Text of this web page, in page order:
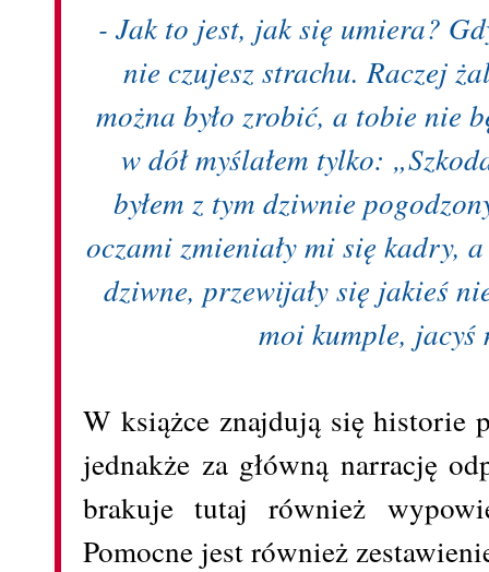
- Jak to jest, jak się umiera?
nie czujesz strachu. Raczej
można było zrobić, a tobie nie
w dół myślałem tylko:
byłem z tym dziwnie
oczami zmieniały mi się kadry,
dziwne, przewijały się jakieś
moi kumple,
W książce znajdują się historie
jednakże za główną narrację
brakuje tutaj również
Pomocne jest również